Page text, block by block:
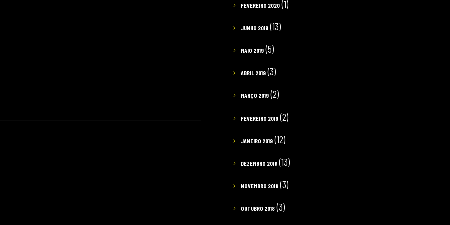
FEVEREIRO 2020 (1)
JUNHO 2019 (13)
MAIO 2019 (5)
ABRIL 2019 (3)
MARÇO 2019 (2)
FEVEREIRO 2019 (2)
JANEIRO 2019 (12)
DEZEMBRO 2018 (13)
NOVEMBRO 2018 (3)
OUTUBRO 2018 (3)